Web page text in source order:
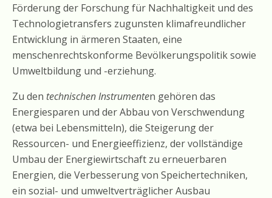
Förderung der Forschung für Nachhaltigkeit und des
Technologietransfers zugunsten klimafreundlicher
Entwicklung in ärmeren Staaten, eine
menschenrechtskonforme Bevölkerungspolitik sowie
Umweltbildung und -erziehung.
Zu den technischen Instrumenten gehören das
Energiesparen und der Abbau von Verschwendung
(etwa bei Lebensmitteln), die Steigerung der
Ressourcen- und Energieeffizienz, der vollständige
Umbau der Energiewirtschaft zu erneuerbaren
Energien, die Verbesserung von Speichertechniken,
ein sozial- und umweltverträglicher Ausbau